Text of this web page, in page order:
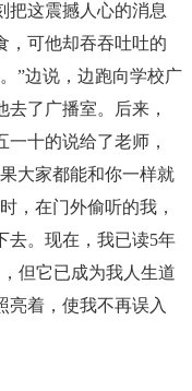
把这震撼人心的消息
，可他却吞吞吐吐的
边说，边跑向学校广
了广播室。后来，
十的说给了老师，
大家都能和你一样就
，在门外偷听的我，
去。现在，我已读5年
但它已成为我人生道
亮着，使我不再误入